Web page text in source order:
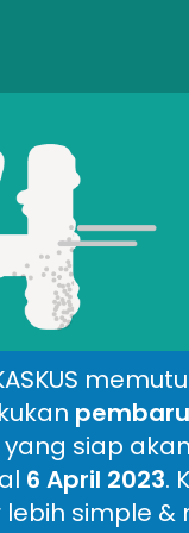
yang siap
6 April 2023.
lebih simple